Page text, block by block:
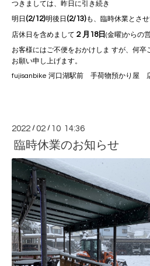
つきましては、昨日に引き続き
明日 (2/12)明後日 (2/13)も、臨時休業とさ
店休日を含めまして ２月18日 (金曜)からの
お客様にはご不便をおかけしま すが、何卒
お願い申し上げます。
fujisanbike 河口湖駅前 手荷物預かり屋
2022 /02 / 10 14:36
臨時休業のお知らせ